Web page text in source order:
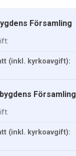
Församling
(inkl. kyrkoavgift):
Församling
(inkl. kyrkoavgift):